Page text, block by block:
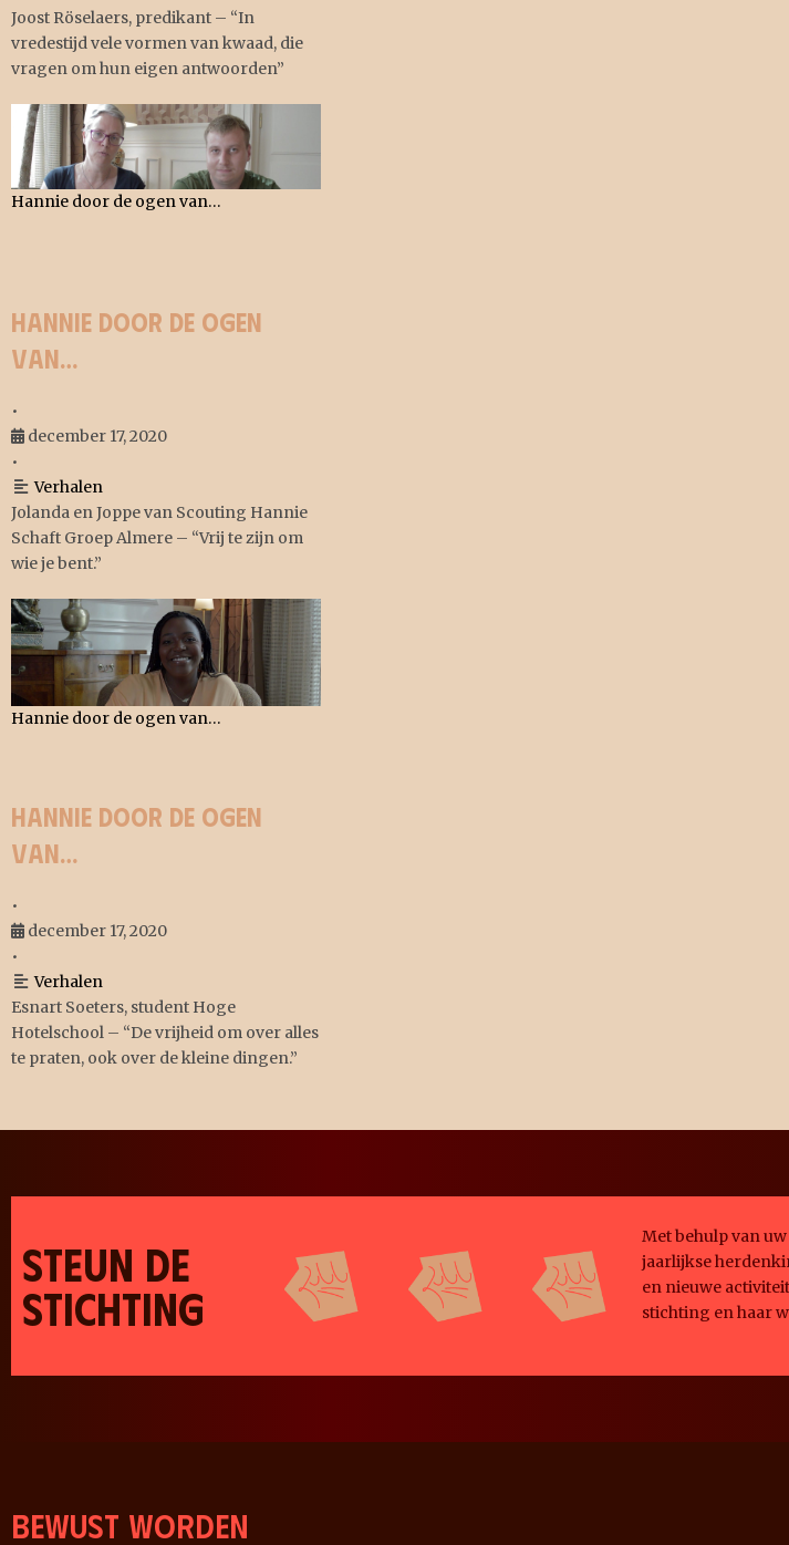
Joost Röselaers, predikant – “In
vredestijd vele vormen van kwaad, die
vragen om hun eigen antwoorden”
Hannie door de ogen van…
Hannie door de ogen
van…
•
december 17, 2020
•
Verhalen
Jolanda en Joppe van Scouting Hannie
Schaft Groep Almere – “Vrij te zijn om
wie je bent.”
Hannie door de ogen van…
Hannie door de ogen
van…
•
december 17, 2020
•
Verhalen
Esnart Soeters, student Hoge
Hotelschool – “De vrijheid om over alles
te praten, ook over de kleine dingen.”
STEUN DE
STICHTING
Met behulp van
jaarlijkse
en nieuwe
stichting en haar
Bewust worden